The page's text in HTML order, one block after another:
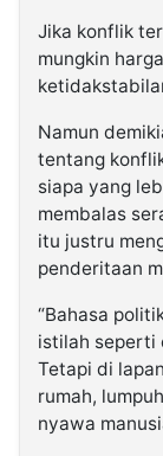
Jika konflik
mungkin
Namun
tentang
siapa yang
membalas
itu justru
penderitaan
“Bahasa
istilah seperti
Tetapi di
rumah,
nyawa